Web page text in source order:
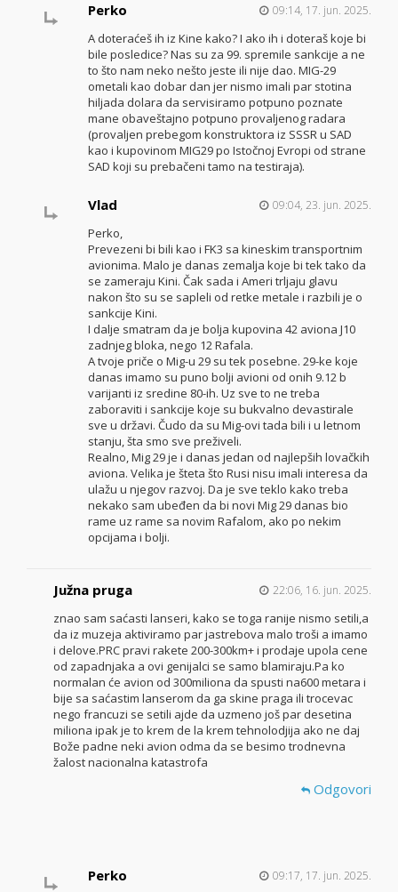
Perko
09:14, 17. jun. 2025.
A doteraćeš ih iz Kine kako? I ako ih i doteraš koje bi
bile posledice? Nas su za 99. spremile sankcije a ne
to što nam neko nešto jeste ili nije dao. MIG-29
ometali kao dobar dan jer nismo imali par stotina
hiljada dolara da servisiramo potpuno poznate
mane obaveštajno potpuno provaljenog radara
(provaljen prebegom konstruktora iz SSSR u SAD
kao i kupovinom MIG29 po Istočnoj Evropi od strane
SAD koji su prebačeni tamo na testiraja).
Vlad 09:04, 23. jun. 2025.
Perko,
Prevezeni bi bili kao i FK3 sa kineskim transportnim
avionima. Malo je danas zemalja koje bi tek tako da
se zameraju Kini. Čak sada i Ameri trljaju glavu
nakon što su se sapleli od retke metale i razbili je o
sankcije Kini.
I dalje smatram da je bolja kupovina 42 aviona J10
zadnjeg bloka, nego 12 Rafala.
A tvoje priče o Mig-u 29 su tek posebne. 29-ke koje
danas imamo su puno bolji avioni od onih 9.12 b
varijanti iz sredine 80-ih. Uz sve to ne treba
zaboraviti i sankcije koje su bukvalno devastirale
sve u državi. Čudo da su Mig-ovi tada bili i u letnom
stanju, šta smo sve preživeli.
Realno, Mig 29 je i danas jedan od najlepših lovačkih
aviona. Velika je šteta što Rusi nisu imali interesa da
ulažu u njegov razvoj. Da je sve teklo kako treba
nekako sam ubeđen da bi novi Mig 29 danas bio
rame uz rame sa novim Rafalom, ako po nekim
opcijama i bolji.
Južna pruga 22:06, 16. jun. 2025.
znao sam saćasti lanseri, kako se toga ranije nismo setili,a
da iz muzeja aktiviramo par jastrebova malo troši a imamo
i delove.PRC pravi rakete 200-300km+ i prodaje upola cene
od zapadnjaka a ovi genijalci se samo blamiraju.Pa ko
normalan će avion od 300miliona da spusti na600 metara i
bije sa saćastim lanserom da ga skine praga ili trocevac
nego francuzi se setili ajde da uzmeno još par desetina
miliona ipak je to krem de la krem tehnolodjija ako ne daj
Bože padne neki avion odma da se besimo trodnevna
žalost nacionalna katastrofa
Odgovori
Perko 09:17, 17. jun. 2025.